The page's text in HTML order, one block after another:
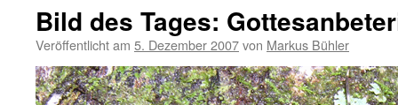
Bild des Tages:
Veröffentlicht am 5. Dezember 2007von Markus Bühler